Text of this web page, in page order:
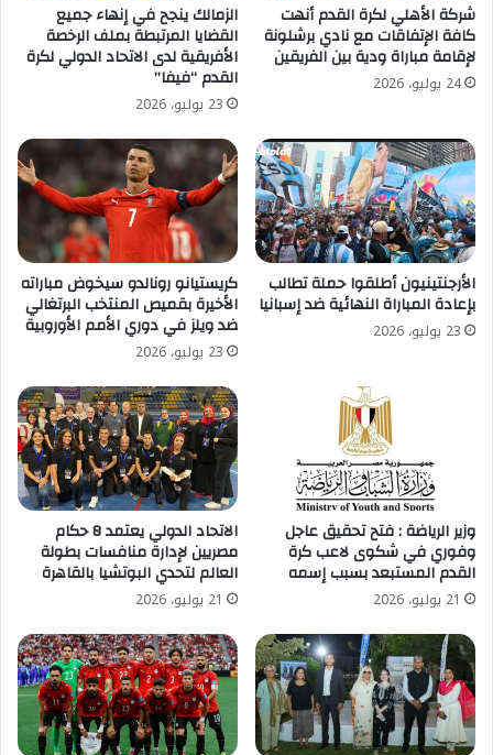
شركة الأهلي لكرة القدم أنهت
كافة الإتفاقات مع نادي برشلونة
لإقامة مباراة ودية بين الفريقين
24 يوليو، 2026
الزمالك ينجح في إنهاء جميع
القضايا المرتبطة بملف الرخصة
الأفريقية لدى الاتحاد الدولي لكرة
القدم “فيفا”
23 يوليو، 2026
الأرجنتينيون أطلقوا حملة تطالب
بإعادة المباراة النهائية ضد إسبانيا
23 يوليو، 2026
كريستيانو رونالدو سيخوض مباراته
الأخيرة بقميص المنتخب البرتغالي
ضد ويلز في دوري الأمم الأوروبية
23 يوليو، 2026
وزير الرياضة : فتح تحقيق عاجل
وفوري في شكوى لاعب كرة
القدم المستبعد بسبب إسمه
21 يوليو، 2026
الاتحاد الدولي يعتمد 8 حكام
مصريين لإدارة منافسات بطولة
العالم لتحدي البوتشيا بالقاهرة
21 يوليو، 2026